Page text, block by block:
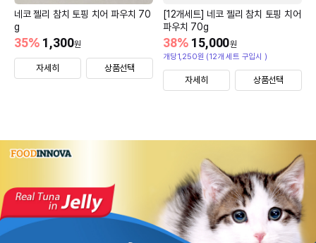
네코 젤리 참치 토핑 치어 파우치 70
g
1,300원
35%
자세히 상품선택
[12개세트] 네코 젤리 참치 토핑 치어
파우치 70g
15,000원
38%
개당1,250원 (12개 세트 구입시 )
자세히 상품선택